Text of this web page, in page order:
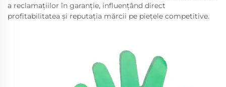
a reclamațiilor în garanție, influențând direct
profitabilitatea și reputația mărcii pe piețele competitive.